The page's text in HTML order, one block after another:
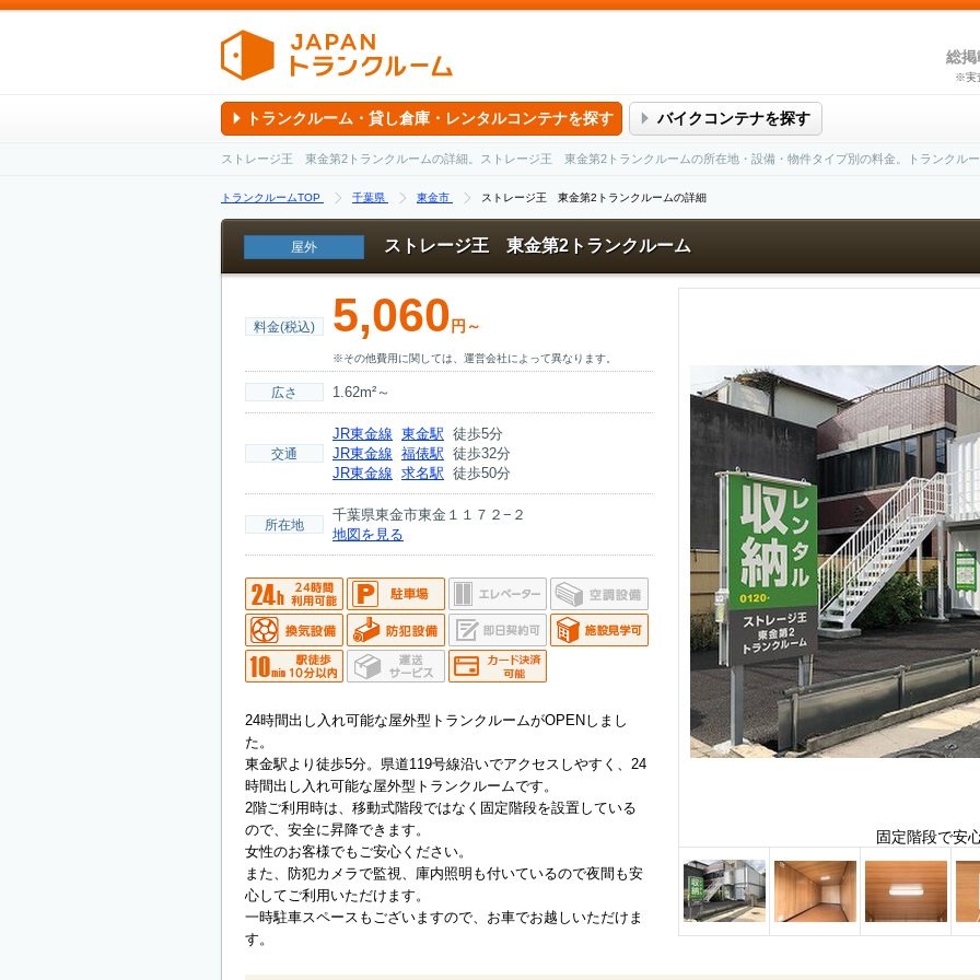
総
※実
トランクルーム・貸し倉庫・レンタルコンテナを探す バイクコンテナを探す
ストレージ王 東金第2トランクルームの詳細。ストレージ王 東金第2トランクルームの所在地・設備・物件タイプ別の料金。トランクル
トランクルームTOP 千葉県 東金市 ストレージ王 東金第2トランクルームの詳細
屋外 ストレージ王 東金第2トランクルーム
固定階段で安
料金(税込) 5,060 円～
※その他費用に関しては、運営会社によって異なります。
広さ 1.62m²～
交通
JR東金線 東金駅 徒歩5分
JR東金線 福俵駅 徒歩32分
JR東金線 求名駅 徒歩50分
所在地
千葉県東金市東金１１７２−２
地図を見る
24時間出し入れ可能な屋外型トランクルームがOPENしまし
た。
東金駅より徒歩5分。県道119号線沿いでアクセスしやすく、24
時間出し入れ可能な屋外型トランクルームです。
2階ご利用時は、移動式階段ではなく固定階段を設置している
ので、安全に昇降できます。
女性のお客様でもご安心ください。
また、防犯カメラで監視、庫内照明も付いているので夜間も安
心してご利用いただけます。
一時駐車スペースもございますので、お車でお越しいただけま
す。